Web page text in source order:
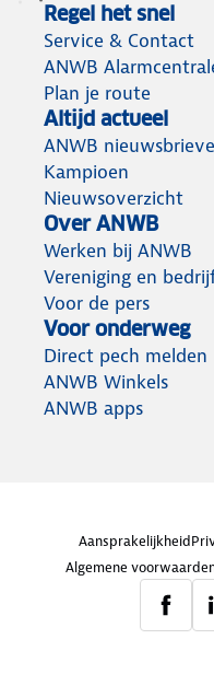
Regel het snel
Service & Contact
ANWB
Plan je route
Altijd actueel
ANWB
Kampioen
Nieuwsoverzicht
Over ANWB
Werken bij ANWB
Vereniging en
Voor de pers
Voor onderweg
Direct pech melden
ANWB Winkels
ANWB apps
Aansprakelijkheid
Algemene